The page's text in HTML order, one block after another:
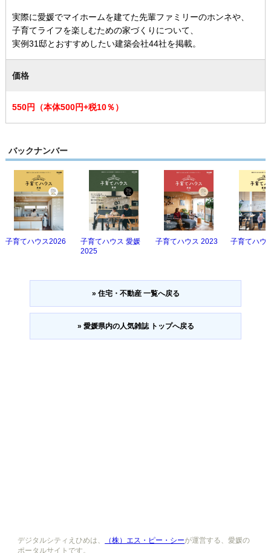
実際に愛媛でマイホームを建てた先輩ファミリーのホンネや、
子育てライフを楽しむための家づくりについて、
実例31邸とおすすめしたい建築会社44社を掲載。
価格
550円（本体500円+税10％）
バックナンバー
子育てハウス2026
子育てハウス 愛媛
2025
子育てハウス 2023 子育てハウ
» 住宅・不動産 一覧へ戻る
» 愛媛県内の人気雑誌 トップへ戻る
デジタルシティえひめは、 （株）エス・ピー・シーが運営する、愛媛の
ポータルサイトです。